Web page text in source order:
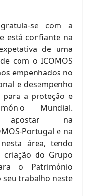
se com a
está confiante na
de uma
com o ICOMOS
empenhados no
e desempenho
para a proteção e
Mundial.
apostar na
Portugal e na
área, tendo
criação do Grupo
o Património
seu trabalho neste